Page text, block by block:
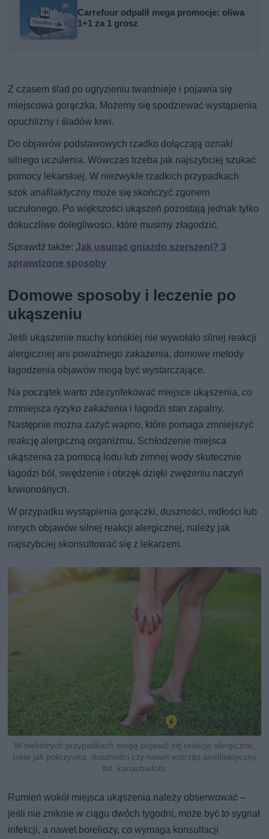
Carrefour odpalił mega promocje: oliwa
1+1 za 1 grosz
Z czasem ślad po ugryzieniu twardnieje i pojawia się
miejscowa gorączka. Możemy się spodziewać wystąpienia
opuchlizny i śladów krwi.
Do objawów podstawowych rzadko dołączają oznaki
silnego uczulenia. Wówczas trzeba jak najszybciej szukać
pomocy lekarskiej. W niezwykle rzadkich przypadkach
szok anafilaktyczny może się skończyć zgonem
uczulonego. Po większości ukąszeń pozostają jednak tylko
dokuczliwe dolegliwości, które musimy złagodzić.
Sprawdź także: Jak usunąć gniazdo szerszeni? 3
sprawdzone sposoby
Domowe sposoby i leczenie po
ukąszeniu
Jeśli ukąszenie muchy końskiej nie wywołało silnej reakcji
alergicznej ani poważnego zakażenia, domowe metody
łagodzenia objawów mogą być wystarczające.
Na początek warto zdezynfekować miejsce ukąszenia, co
zmniejsza ryzyko zakażenia i łagodzi stan zapalny.
Następnie można zażyć wapno, które pomaga zmniejszyć
reakcję alergiczną organizmu. Schłodzenie miejsca
ukąszenia za pomocą lodu lub zimnej wody skutecznie
łagodzi ból, swędzenie i obrzęk dzięki zwężeniu naczyń
krwionośnych.
W przypadku wystąpienia gorączki, duszności, mdłości lub
innych objawów silnej reakcji alergicznej, należy jak
najszybciej skonsultować się z lekarzem.
W niektórych przypadkach mogą pojawić się reakcje alergiczne,
takie jak pokrzywka, duszności czy nawet wstrząs anafilaktyczny
fot. kanachaifoto
Rumień wokół miejsca ukąszenia należy obserwować –
jeśli nie zniknie w ciągu dwóch tygodni, może być to sygnał
infekcji, a nawet boreliozy, co wymaga konsultacji